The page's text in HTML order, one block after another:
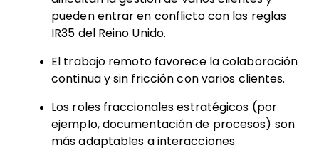
pueden entrar en conflicto con las reglas
IR35 del Reino Unido.
El trabajo remoto favorece la colaboración
continua y sin fricción con varios clientes.
Los roles fraccionales estratégicos (por
ejemplo, documentación de procesos) son
más adaptables a interacciones